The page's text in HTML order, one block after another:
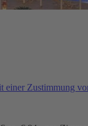
einer Zustimmung